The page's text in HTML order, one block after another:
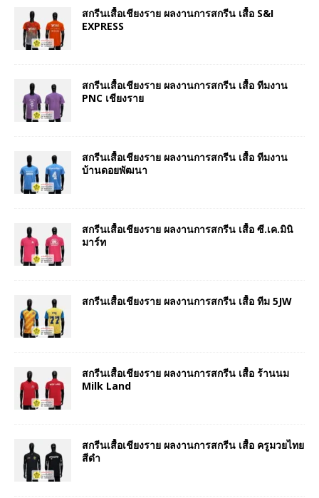
สกรีนเสื้อเชียงราย ผลงานการสกรีน เสื้อ S&I
EXPRESS
สกรีนเสื้อเชียงราย ผลงานการสกรีน เสื้อ ทีมงาน
PNC เชียงราย
สกรีนเสื้อเชียงราย ผลงานการสกรีน เสื้อ ทีมงาน
บ้านดอยพัฒนา
สกรีนเสื้อเชียงราย ผลงานการสกรีน เสื้อ ซี.เค.มินิ
มาร์ท
สกรีนเสื้อเชียงราย ผลงานการสกรีน เสื้อ ทีม 5JW
สกรีนเสื้อเชียงราย ผลงานการสกรีน เสื้อ ร้านนม
Milk Land
สกรีนเสื้อเชียงราย ผลงานการสกรีน เสื้อ ครูมวยไทย
สีดำ